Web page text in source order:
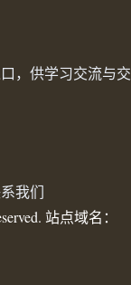
，供学习交流与交
我们
站点域名：